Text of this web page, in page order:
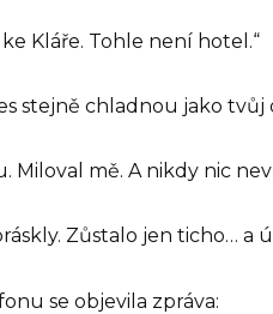
ke Kláře. Tohle není hotel.“
stejně chladnou jako tvůj
Miloval mě. A nikdy nic
Zůstalo jen ticho… a
se objevila zpráva: